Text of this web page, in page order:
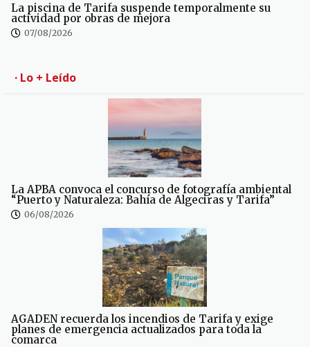
La piscina de Tarifa suspende temporalmente su
actividad por obras de mejora
07/08/2026
· Lo + Leído
La APBA convoca el concurso de fotografía ambiental
“Puerto y Naturaleza: Bahía de Algeciras y Tarifa”
06/08/2026
AGADEN recuerda los incendios de Tarifa y exige
planes de emergencia actualizados para toda la
comarca